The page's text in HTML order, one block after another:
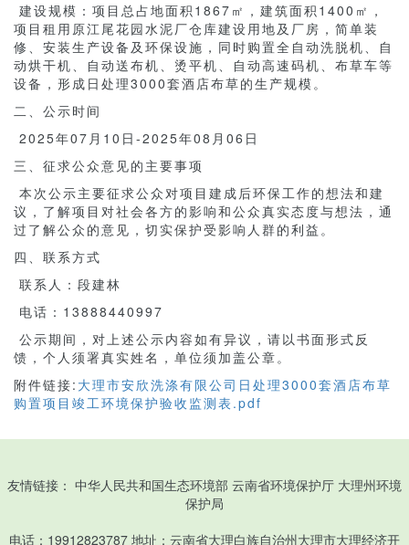
建设规模：项目总占地面积1867㎡，建筑面积1400㎡，
项目租用原江尾花园水泥厂仓库建设用地及厂房，简单装
修、安装生产设备及环保设施，同时购置全自动洗脱机、自
动烘干机、自动送布机、烫平机、自动高速码机、布草车等
设备，形成日处理3000套酒店布草的生产规模。
二、公示时间
2025年07月10日-2025年08月06日
三、征求公众意见的主要事项
本次公示主要征求公众对项目建成后环保工作的想法和建
议，了解项目对社会各方的影响和公众真实态度与想法，通
过了解公众的意见，切实保护受影响人群的利益。
四、联系方式
联系人：段建林
电话：13888440997
公示期间，对上述公示内容如有异议，请以书面形式反
馈，个人须署真实姓名，单位须加盖公章。
附件链接: 大理市安欣洗涤有限公司日处理3000套酒店布草
购置项目竣工环境保护验收监测表.pdf
友情链接： 中华人民共和国生态环境部 云南省环境保护厅 大理州环境
保护局
电话：19912823787 地址：云南省大理白族自治州大理市大理经济开